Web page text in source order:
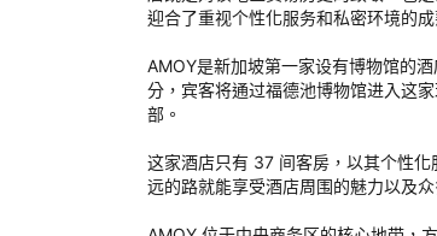
迎合了重视个性化服务和私密环境的成
AMOY是新加坡第一家设有博物馆的
分，宾客将通过福德池博物馆进入这
部。
这家酒店只有 37 间客房，以其个性
远的路就能享受酒店周围的魅力以及